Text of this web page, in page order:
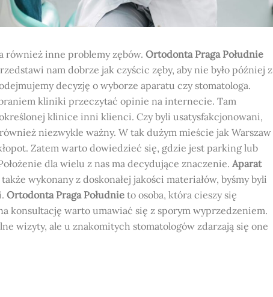
również inne problemy zębów. Ortodonta Praga Południe
nam dobrze jak czyścic zęby, aby nie było później z
decyzję o wyborze aparatu czy stomatologa.
kliniki przeczytać opinie na internecie. Tam
klinice inni klienci. Czy byli usatysfakcjonowani,
niezwykle ważny. W tak dużym mieście jak Warszaw
Zatem warto dowiedzieć się, gdzie jest parking lub
dla wielu z nas ma decydujące znaczenie. Aparat
wykonany z doskonałej jakości materiałów, byśmy byli
Ortodonta Praga Południe to osoba, która cieszy się
konsultację warto umawiać się z sporym wyprzedzeniem.
wizyty, ale u znakomitych stomatologów zdarzają się one